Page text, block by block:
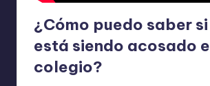
¿Cómo puedo saber
está siendo acosado
colegio?